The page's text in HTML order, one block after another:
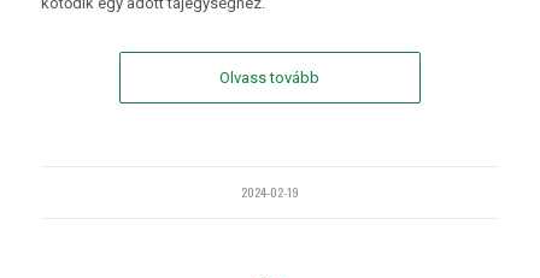
Olvass tovább
2024-02-19